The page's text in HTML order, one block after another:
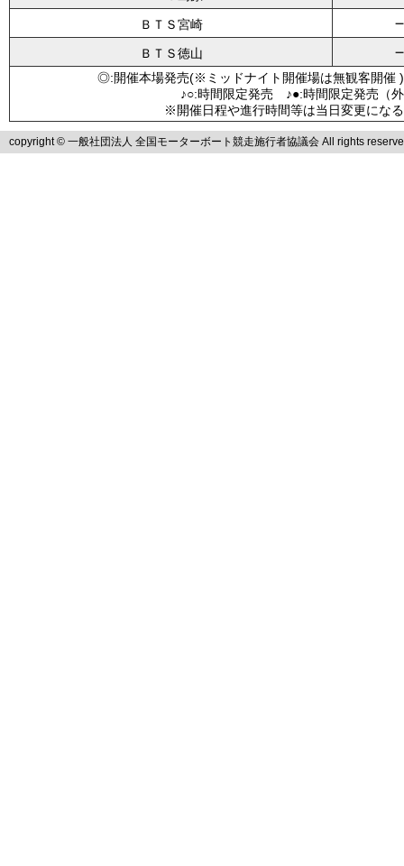
ＢＴＳ宮崎
ＢＴＳ徳山
◎:開催本場発売(※ミッドナイト開催場は無観客
♪○:時間限定発売 ♪●:時間限定発売
※開催日程や進行時間等は当日変更にな
copyright © 一般社団法人 全国モーターボート競走施行者協議会 All rights